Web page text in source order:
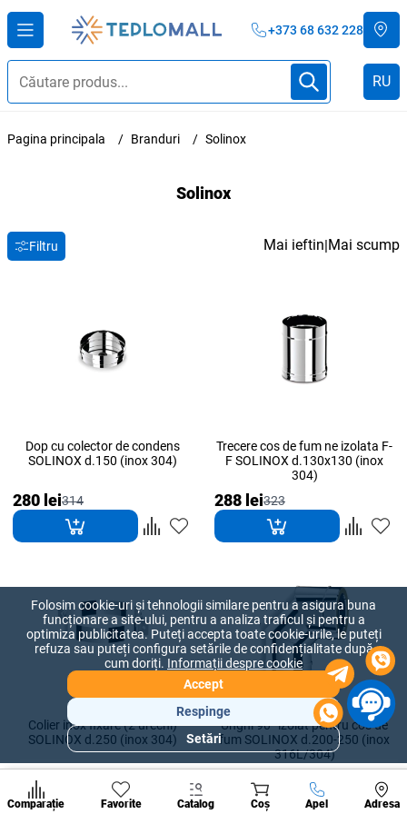
+373 68 632 228
RU
Pagina principala Branduri Solinox
Solinox
Filtru Mai ieftin|Mai scump
Dop cu colector de condens
SOLINOX d.150 (inox 304)
280 lei314
Trecere cos de fum ne izolata F-
F SOLINOX d.130x130 (inox
304)
288 lei323
Colier inox fixare (2 urechi)
SOLINOX d.250 (inox 304)
288 lei
Unghi 90° izolat pentru cos de
fum SOLINOX d.200-250 (inox
316L/304)
288 lei
Comparație Favorite Catalog Coș Apel Adresa
A suna
Secțiuni
populare
de
Folosim cookie-uri și tehnologii similare pentru a asigura buna
funcționare a site-ului, pentru a analiza traficul și pentru a
optimiza publicitatea. Puteți accepta toate cookie-urile, le puteți
refuza sau puteți configura setările de confidențialitate după
cum doriți. Informații despre cookie
Accept
Respinge
Setări